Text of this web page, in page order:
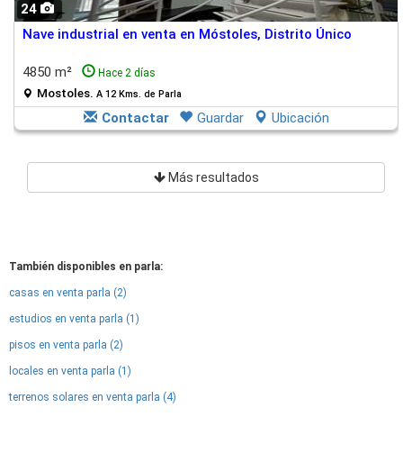
24
Nave industrial en venta en Móstoles, Distrito Único
4850 m² Hace 2 días
Mostoles. A 12 Kms. de Parla
Contactar Guardar Ubicación
Más resultados
También disponibles en parla:
casas en venta parla (2)
estudios en venta parla (1)
pisos en venta parla (2)
locales en venta parla (1)
terrenos solares en venta parla (4)